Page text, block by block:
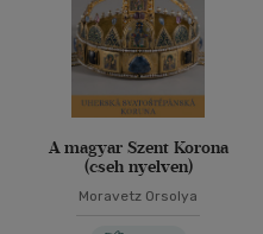
A magyar Szent Korona
(cseh nyelven)
Moravetz Orsolya